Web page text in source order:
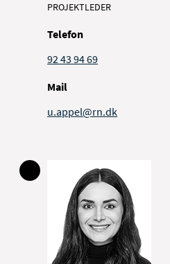
PROJEKTLEDER
Telefon
92 43 94 69
Mail
u.appel@rn.dk